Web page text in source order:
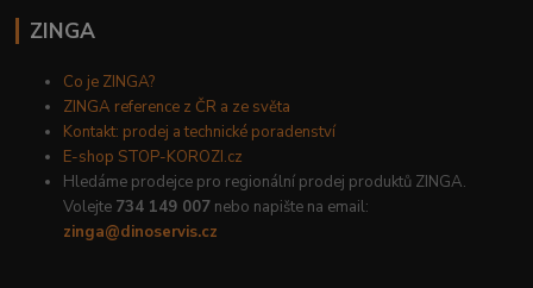
ZINGA
Co je ZINGA?
ZINGA reference z ČR a ze světa
Kontakt: prodej a technické poradenství
E-shop STOP-KOROZI.cz
Hledáme prodejce pro regionální prodej produktů ZINGA.
Volejte 734 149 007 nebo napište na email:
zinga@dinoservis.cz